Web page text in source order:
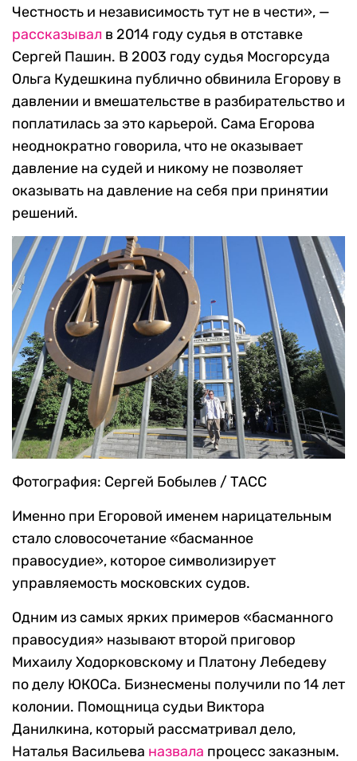
Честность и независимость тут не в чести», —
рассказывал в 2014 году судья в отставке
Сергей Пашин. В 2003 году судья Мосгорсуда
Ольга Кудешкина публично обвинила Егорову в
давлении и вмешательстве в разбирательство и
поплатилась за это карьерой. Сама Егорова
неоднократно говорила, что не оказывает
давление на судей и никому не позволяет
оказывать на давление на себя при принятии
решений.
Фотография: Сергей Бобылев / ТАСС
Именно при Егоровой именем нарицательным
стало словосочетание «басманное
правосудие», которое символизирует
управляемость московских судов.
Одним из самых ярких примеров «басманного
правосудия» называют второй приговор
Михаилу Ходорковскому и Платону Лебедеву
по делу ЮКОСа. Бизнесмены получили по 14 лет
колонии. Помощница судьи Виктора
Данилкина, который рассматривал дело,
Наталья Васильева назвала процесс заказным.